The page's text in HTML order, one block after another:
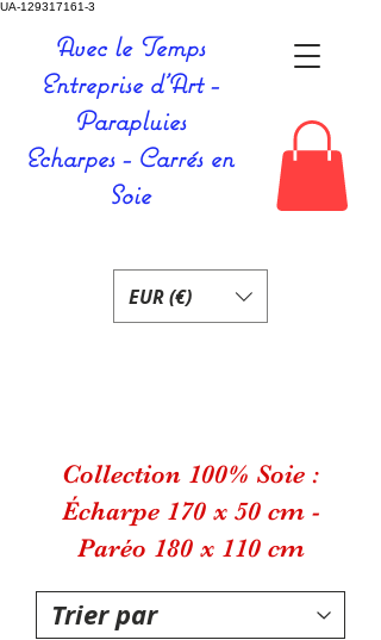
UA-129317161-3
Avec le Temps
Entreprise d'Art -
Parapluies
Echarpes - Carrés en
Soie
EUR (€)
Collection 100% Soie :
Écharpe 170 x 50 cm -
Paréo 180 x 110 cm